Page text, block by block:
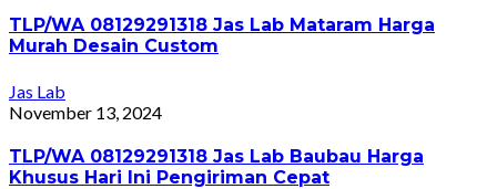
TLP/WA 08129291318 Jas Lab Mataram Harga
Murah Desain Custom
Jas Lab
November 13, 2024
TLP/WA 08129291318 Jas Lab Baubau Harga
Khusus Hari Ini Pengiriman Cepat